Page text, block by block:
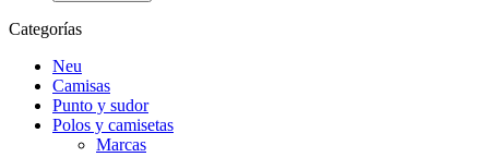
Categorías
Neu
Camisas
Punto y sudor
Polos y camisetas
Marcas